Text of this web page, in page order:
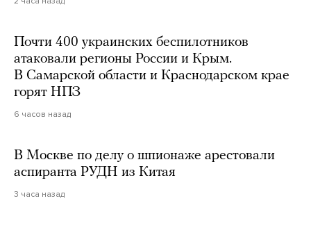
Почти 400 украинских беспилотников
атаковали регионы России и Крым.
В Самарской области и Краснодарском крае
горят НПЗ
6 часов назад
В Москве по делу о шпионаже арестовали
аспиранта РУДН из Китая
3 часа назад